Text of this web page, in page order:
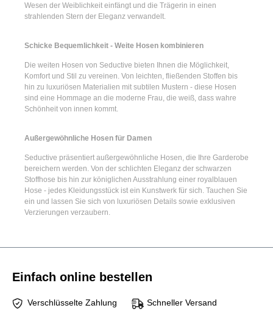
Wesen der Weiblichkeit einfängt und die Trägerin in einen
strahlenden Stern der Eleganz verwandelt.
Schicke Bequemlichkeit - Weite Hosen kombinieren
Die weiten Hosen von Seductive bieten Ihnen die Möglichkeit,
Komfort und Stil zu vereinen. Von leichten, fließenden Stoffen bis
hin zu luxuriösen Materialien mit subtilen Mustern - diese Hosen
sind eine Hommage an die moderne Frau, die weiß, dass wahre
Schönheit von innen kommt.
Außergewöhnliche Hosen für Damen
Seductive präsentiert außergewöhnliche Hosen, die Ihre Garderobe
bereichern werden. Von der schlichten Eleganz der schwarzen
Stoffhose bis hin zur königlichen Ausstrahlung einer royalblauen
Hose - jedes Kleidungsstück ist ein Kunstwerk für sich. Tauchen Sie
ein und lassen Sie sich von luxuriösen Details sowie exklusiven
Verzierungen verzaubern.
Einfach online bestellen
Verschlüsselte Zahlung Schneller Versand